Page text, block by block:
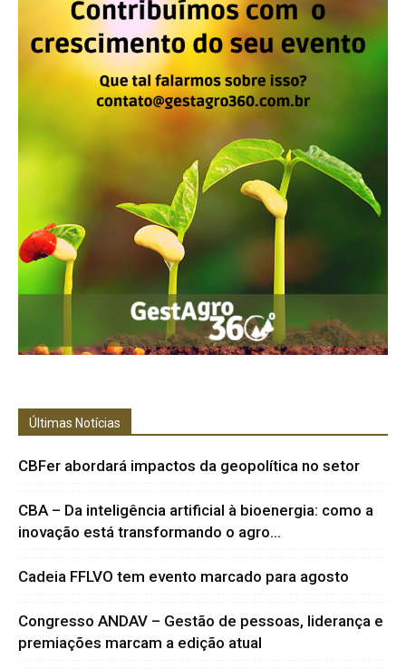
Últimas Notícias
CBFer abordará impactos da geopolítica no setor
CBA – Da inteligência artificial à bioenergia: como a
inovação está transformando o agro...
Cadeia FFLVO tem evento marcado para agosto
Congresso ANDAV – Gestão de pessoas, liderança e
premiações marcam a edição atual